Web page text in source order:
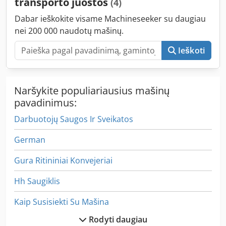
(4)
Dabar ieškokite visame Machineseeker su daugiau
nei 200 000 naudotų mašinų.
Ieškoti
Naršykite populiariausius mašinų
pavadinimus:
Darbuotojų Saugos Ir Sveikatos
German
Gura Ritininiai Konvejeriai
Hh Saugiklis
Kaip Susisiekti Su Mašina
Kaip Susisiekti Su RatukaisRodyti daugiau